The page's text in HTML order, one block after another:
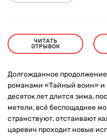
ЧИТАТЬ
ОТРЫВОК
Долгожданное
романами «Тайный воин» и
десяток лет длится зима,
метели, всё беспощаднее
странствуют, отстаивают
царевич проходит новые